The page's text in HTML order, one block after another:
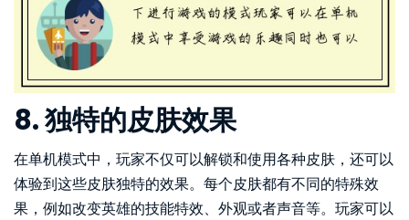
8. 独特的皮肤效果
在单机模式中，玩家不仅可以解锁和使用各种皮肤，还可以
体验到这些皮肤独特的效果。每个皮肤都有不同的特殊效
果，例如改变英雄的技能特效、外观或者声音等。玩家可以